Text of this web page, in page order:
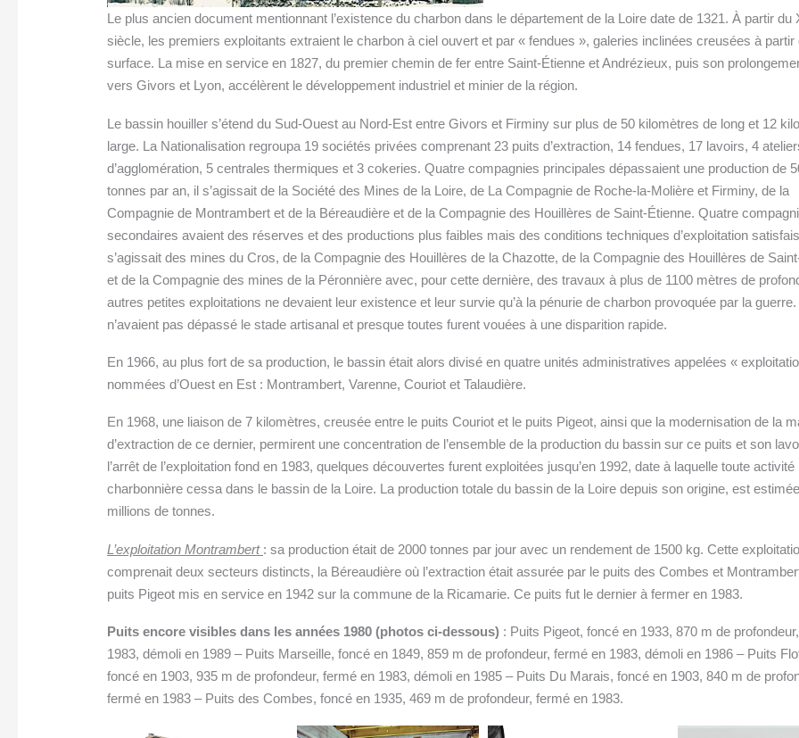
Le plus ancien document mentionnant l’existence du charbon dans le département de la Loire date de 1321. À partir du
siècle, les premiers exploitants extraient le charbon à ciel ouvert et par « fendues », galeries inclinées creusées à partir
surface. La mise en service en 1827, du premier chemin de fer entre Saint-Étienne et Andrézieux, puis son
vers Givors et Lyon, accélèrent le développement industriel et minier de la région.
Le bassin houiller s’étend du Sud-Ouest au Nord-Est entre Givors et Firminy sur plus de 50 kilomètres de long et 12
large. La Nationalisation regroupa 19 sociétés privées comprenant 23 puits d’extraction, 14 fendues, 17 lavoirs, 4
d’agglomération, 5 centrales thermiques et 3 cokeries. Quatre compagnies principales dépassaient une production de
tonnes par an, il s’agissait de la Société des Mines de la Loire, de La Compagnie de Roche-la-Molière et Firminy, de la
Compagnie de Montrambert et de la Béreaudière et de la Compagnie des Houillères de Saint-Étienne. Quatre
secondaires avaient des réserves et des productions plus faibles mais des conditions techniques d’exploitation
s’agissait des mines du Cros, de la Compagnie des Houillères de la Chazotte, de la Compagnie des Houillères de
et de la Compagnie des mines de la Péronnière avec, pour cette dernière, des travaux à plus de 1100 mètres de
autres petites exploitations ne devaient leur existence et leur survie qu’à la pénurie de charbon provoquée par la
n’avaient pas dépassé le stade artisanal et presque toutes furent vouées à une disparition rapide.
En 1966, au plus fort de sa production, le bassin était alors divisé en quatre unités administratives appelées «
nommées d’Ouest en Est : Montrambert, Varenne, Couriot et Talaudière.
En 1968, une liaison de 7 kilomètres, creusée entre le puits Couriot et le puits Pigeot, ainsi que la modernisation de la
d’extraction de ce dernier, permirent une concentration de l’ensemble de la production du bassin sur ce puits et son
l’arrêt de l’exploitation fond en 1983, quelques découvertes furent exploitées jusqu’en 1992, date à laquelle toute activité
charbonnière cessa dans le bassin de la Loire. La production totale du bassin de la Loire depuis son origine, est
millions de tonnes.
L’exploitation Montrambert : sa production était de 2000 tonnes par jour avec un rendement de 1500 kg. Cette
comprenait deux secteurs distincts, la Béreaudière où l’extraction était assurée par le puits des Combes et
puits Pigeot mis en service en 1942 sur la commune de la Ricamarie. Ce puits fut le dernier à fermer en 1983.
Puits encore visibles dans les années 1980 (photos ci-dessous) : Puits Pigeot, foncé en 1933, 870 m de
1983, démoli en 1989 – Puits Marseille, foncé en 1849, 859 m de profondeur, fermé en 1983, démoli en 1986 – Puits
foncé en 1903, 935 m de profondeur, fermé en 1983, démoli en 1985 – Puits Du Marais, foncé en 1903, 840 m de
fermé en 1983 – Puits des Combes, foncé en 1935, 469 m de profondeur, fermé en 1983.